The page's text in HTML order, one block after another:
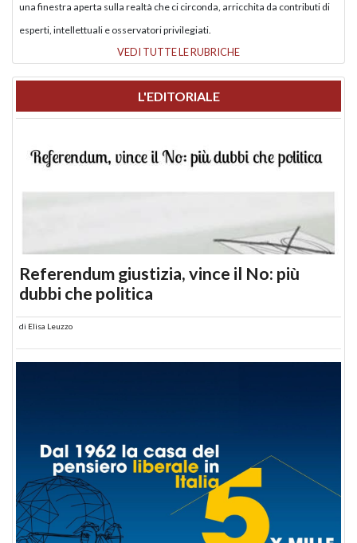
una finestra aperta sulla realtà che ci circonda, arricchita da contributi di
esperti, intellettuali e osservatori privilegiati.
VEDI TUTTE LE RUBRICHE
L'EDITORIALE
Referendum giustizia, vince il No: più
dubbi che politica
di Elisa Leuzzo